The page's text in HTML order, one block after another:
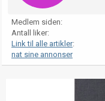
Medlem siden
Antall liker
Link til alle artikler
nat sine annonser